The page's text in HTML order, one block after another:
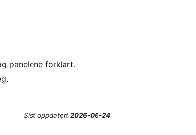
panelene forklart.
Sist oppdatert 2026-06-24